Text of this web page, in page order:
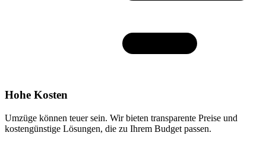
Hohe Kosten
Umzüge können teuer sein. Wir bieten transparente Preise und
kostengünstige Lösungen, die zu Ihrem Budget passen.